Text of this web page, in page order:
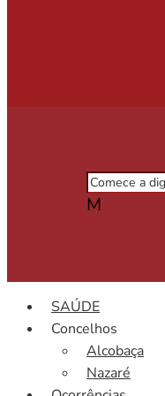
M
SAÚDE
Concelhos
Alcobaça
Nazaré